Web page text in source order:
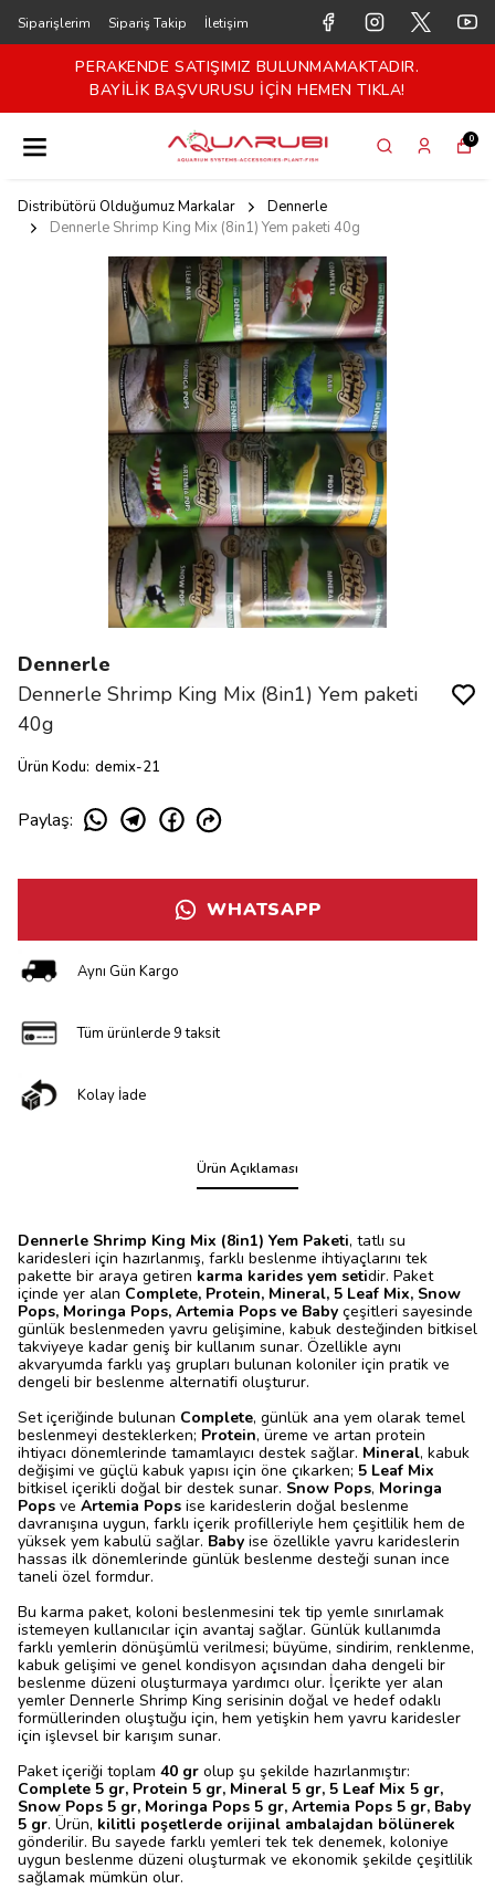
Siparişlerim Sipariş Takip İletişim
PERAKENDE SATIŞIMIZ BULUNMAMAKTADIR.
BAYİLİK BAŞVURUSU İÇİN HEMEN TIKLA!
0
Distribütörü Olduğumuz Markalar
Dennerle
Dennerle Shrimp King Mix (8in1) Yem paketi 40g
Dennerle
Dennerle Shrimp King Mix (8in1) Yem paketi
40g
Ürün Kodu: demix-21
Paylaş:
WHATSAPP
Aynı Gün Kargo
Tüm ürünlerde 9 taksit
Kolay İade
Ürün Açıklaması
Dennerle Shrimp King Mix (8in1) Yem Paketi, tatlı su
karidesleri için hazırlanmış, farklı beslenme ihtiyaçlarını tek
pakette bir araya getiren karma karides yem setidir. Paket
içinde yer alan Complete, Protein, Mineral, 5 Leaf Mix, Snow
Pops, Moringa Pops, Artemia Pops ve Baby çeşitleri sayesinde
günlük beslenmeden yavru gelişimine, kabuk desteğinden bitkisel
takviyeye kadar geniş bir kullanım sunar. Özellikle aynı
akvaryumda farklı yaş grupları bulunan koloniler için pratik ve
dengeli bir beslenme alternatifi oluşturur.
Set içeriğinde bulunan Complete, günlük ana yem olarak temel
beslenmeyi desteklerken; Protein, üreme ve artan protein
ihtiyacı dönemlerinde tamamlayıcı destek sağlar. Mineral, kabuk
değişimi ve güçlü kabuk yapısı için öne çıkarken; 5 Leaf Mix
bitkisel içerikli doğal bir destek sunar. Snow Pops, Moringa
Pops ve Artemia Pops ise karideslerin doğal beslenme
davranışına uygun, farklı içerik profilleriyle hem çeşitlilik hem de
yüksek yem kabulü sağlar. Baby ise özellikle yavru karideslerin
hassas ilk dönemlerinde günlük beslenme desteği sunan ince
taneli özel formdur.
Bu karma paket, koloni beslenmesini tek tip yemle sınırlamak
istemeyen kullanıcılar için avantaj sağlar. Günlük kullanımda
farklı yemlerin dönüşümlü verilmesi; büyüme, sindirim, renklenme,
kabuk gelişimi ve genel kondisyon açısından daha dengeli bir
beslenme düzeni oluşturmaya yardımcı olur. İçerikte yer alan
yemler Dennerle Shrimp King serisinin doğal ve hedef odaklı
formüllerinden oluştuğu için, hem yetişkin hem yavru karidesler
için işlevsel bir karışım sunar.
Paket içeriği toplam 40 gr olup şu şekilde hazırlanmıştır:
Complete 5 gr, Protein 5 gr, Mineral 5 gr, 5 Leaf Mix 5 gr,
Snow Pops 5 gr, Moringa Pops 5 gr, Artemia Pops 5 gr, Baby
5 gr. Ürün, kilitli poşetlerde orijinal ambalajdan bölünerek
gönderilir. Bu sayede farklı yemleri tek tek denemek, koloniye
uygun beslenme düzeni oluşturmak ve ekonomik şekilde çeşitlilik
sağlamak mümkün olur.